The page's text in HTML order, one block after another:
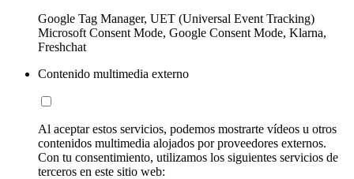
Google Tag Manager, UET (Universal Event Tracking)
Microsoft Consent Mode, Google Consent Mode, Klarna,
Freshchat
Contenido multimedia externo
Al aceptar estos servicios, podemos mostrarte vídeos u otros
contenidos multimedia alojados por proveedores externos.
Con tu consentimiento, utilizamos los siguientes servicios de
terceros en este sitio web: